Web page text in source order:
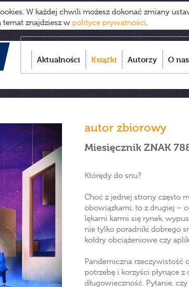
W każdej chwili możesz dokonać zmiany
znajdziesz w polityce prywatności.
Aktualności Książki Autorzy O nas
autor zbiorowy
Miesięcznik ZNAK
Którędy do snu?
Choć z jednej strony często
obowiązkami, to z drugiej –
lękami karmi się rynek,
nie tylko poradniki dobrego
kołdry obciążeniowe czy
Pandemiczna rzeczywistość
potrzebę i korzyści płynące
długowieczność. Pytanie,